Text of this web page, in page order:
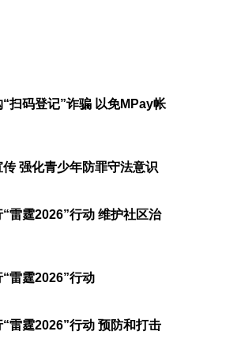
扫码登记”诈骗 以免MPay帐
强化青少年防罪守法意识
雷霆2026”行动 维护社区治
雷霆2026”行动
雷霆2026”行动 预防和打击